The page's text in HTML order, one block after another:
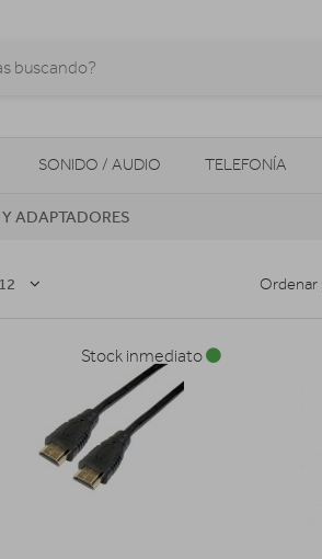
SONIDO / AUDIO TELEFONÍA
MOVILIDAD URBANA
ADAPTADORES
Ordenar
Stock inmediato